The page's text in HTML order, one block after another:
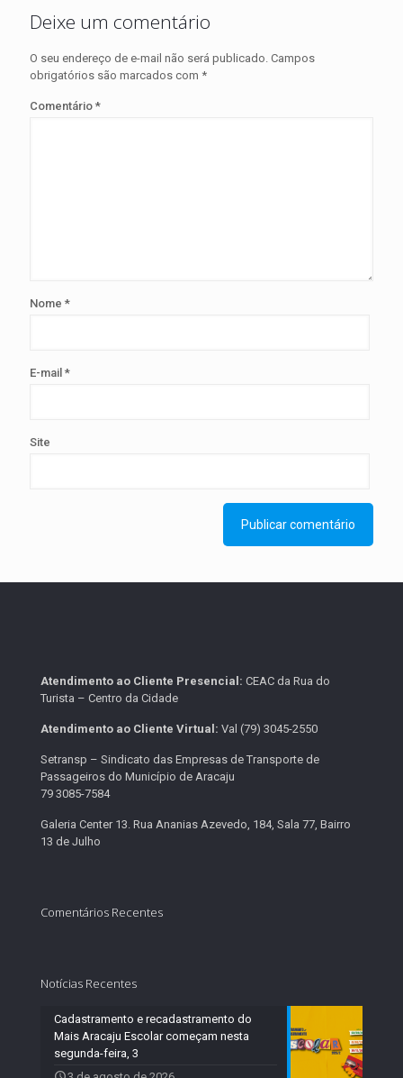
Deixe um comentário
O seu endereço de e-mail não será publicado. Campos
obrigatórios são marcados com *
Comentário *
Nome *
E-mail *
Site
Atendimento ao Cliente Presencial: CEAC da Rua do
Turista – Centro da Cidade
Atendimento ao Cliente Virtual: Val (79) 3045-2550
Setransp – Sindicato das Empresas de Transporte de
Passageiros do Município de Aracaju
79 3085-7584
Galeria Center 13. Rua Ananias Azevedo, 184, Sala 77, Bairro
13 de Julho
Comentários Recentes
Notícias Recentes
Cadastramento e recadastramento do
Mais Aracaju Escolar começam nesta
segunda-feira, 3